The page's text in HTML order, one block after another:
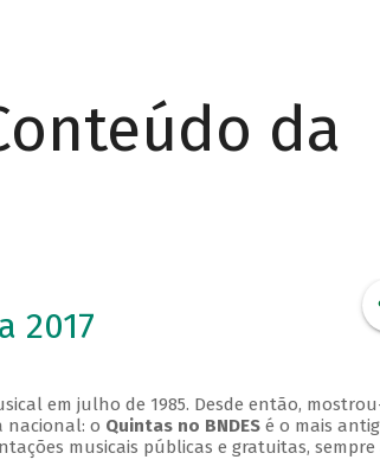
da
2017
em julho de 1985. Desde então,
nacional: o Quintas no BNDESé o mais
musicais públicas e gratuitas, sempre